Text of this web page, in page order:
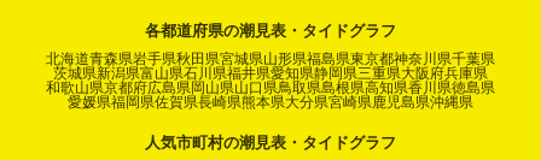
各都道府県の潮見表・タイドグラフ
北海道青森県岩手県秋田県宮城県山形県福島県東京都神奈川県千葉県
茨城県新潟県富山県石川県福井県愛知県静岡県三重県大阪府兵庫県
和歌山県京都府広島県岡山県山口県鳥取県島根県高知県香川県徳島県
愛媛県福岡県佐賀県長崎県熊本県大分県宮崎県鹿児島県沖縄県
人気市町村の潮見表・タイドグラフ